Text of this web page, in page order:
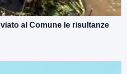
al Comune le risultanze